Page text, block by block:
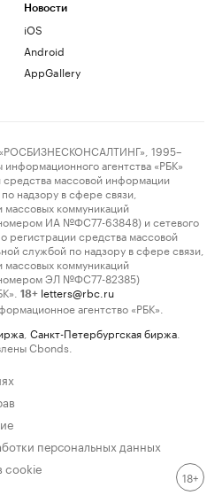
Новости
iOS
Android
AppGallery
1995–
агентства «РБК»
средства массовой информации
надзору в сфере связи,
коммуникаций
ИА №ФС77-63848) и сетевого
регистрации средства массовой
службой по надзору в сфере связи,
коммуникаций
ЭЛ №ФС77-82385)
18+ letters@rbc.ru
агентство «РБК».
Санкт-Петербургская биржа
Cbonds.
персональных данных
cookie
18+